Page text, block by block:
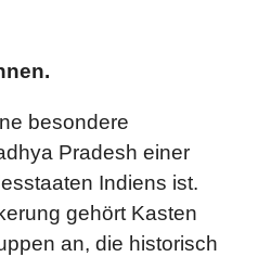
besondere
Pradesh einer
Indiens ist.
gehört Kasten
an, die historisch